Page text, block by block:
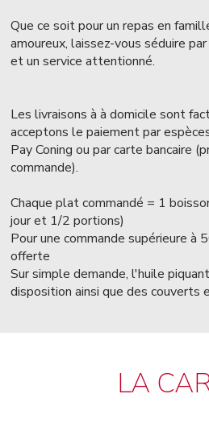
Que ce soit pour un repas en
amoureux, laissez-vous séduire
et un service attentionné.
Les livraisons à à domicile sont
acceptons le paiement par
Pay Coning ou par carte bancaire
commande).
Chaque plat commandé = 1
jour et 1/2 portions)
Pour une commande supérieure à
offerte
Sur simple demande, l'huile
disposition ainsi que des couverts
LA